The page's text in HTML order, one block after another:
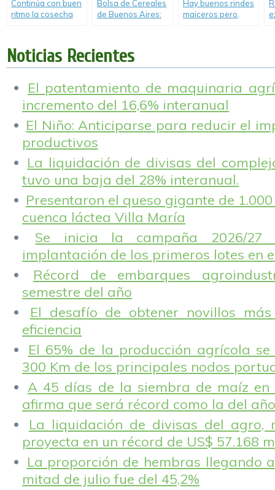
Continúa con buen
ritmo la cosecha
Bolsa de Cereales
de Buenos Aires:
el 28% del maíz.
Hay buenos rindes
maiceros pero,
Noticias Recientes
El patentamiento de maquinaria
incremento del 16,6% interanual
El Niño: Anticiparse para reducir el
productivos
La liquidación de divisas del
tuvo una baja del 28% interanual.
Presentaron el queso gigante de
cuenca láctea Villa María
Se inicia la campaña 2026/
implantación de los primeros lotes en
Récord de embarques
semestre del año
El desafío de obtener novillos
eficiencia
El 65% de la producción agrícola
300 Km de los principales nodos
A 45 días de la siembra de maíz en
afirma que será récord como la del
La liquidación de divisas del agro,
proyecta en un récord de US$ 57.168
La proporción de hembras llegando
mitad de julio fue del 45,2%